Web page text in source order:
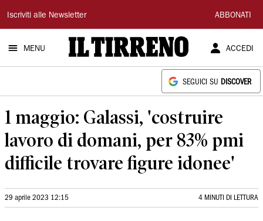
Il
Tirreno
Iscriviti alle Newsletter ABBONATI
MENU ACCEDI
SEGUICI SU DISCOVER
1 maggio: Galassi, 'costruire
lavoro di domani, per 83% pmi
difficile trovare figure idonee'
29 aprile 2023 12:15 4 MINUTI DI LETTURA